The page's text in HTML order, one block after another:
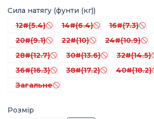
Сила натягу (фунти (кг))
12#(5.4)
14#(6.4) 16#(7.3)
20#(9.1)
22#(10) 24#(10.9)
28#(12.7)
30#(13.6) 32#(14.5)
36#(16.3)
38#(17.2) 40#(18.2)
Загальне
Розмір